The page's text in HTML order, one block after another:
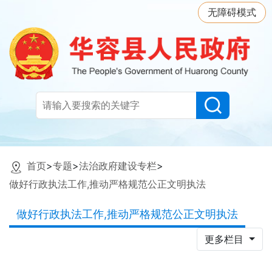
无障碍模式
首页>专题>法治政府建设专栏>
做好行政执法工作,推动严格规范公正文明执法
做好行政执法工作,推动严格规范公正文明执法
更多栏目